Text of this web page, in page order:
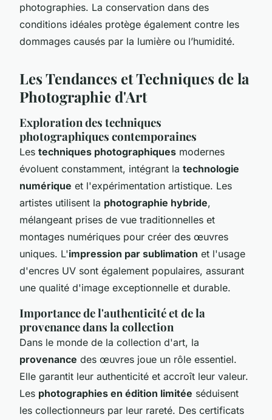
photographies. La conservation dans des
conditions idéales protège également contre les
dommages causés par la lumière ou l’humidité.
Les Tendances et Techniques de la
Photographie d'Art
Exploration des techniques
photographiques contemporaines
Les techniques photographiques modernes
évoluent constamment, intégrant la technologie
numérique et l'expérimentation artistique. Les
artistes utilisent la photographie hybride,
mélangeant prises de vue traditionnelles et
montages numériques pour créer des œuvres
uniques. L'impression par sublimation et l'usage
d'encres UV sont également populaires, assurant
une qualité d'image exceptionnelle et durable.
Importance de l'authenticité et de la
provenance dans la collection
Dans le monde de la collection d'art, la
provenance des œuvres joue un rôle essentiel.
Elle garantit leur authenticité et accroît leur valeur.
Les photographies en édition limitée séduisent
les collectionneurs par leur rareté. Des certificats